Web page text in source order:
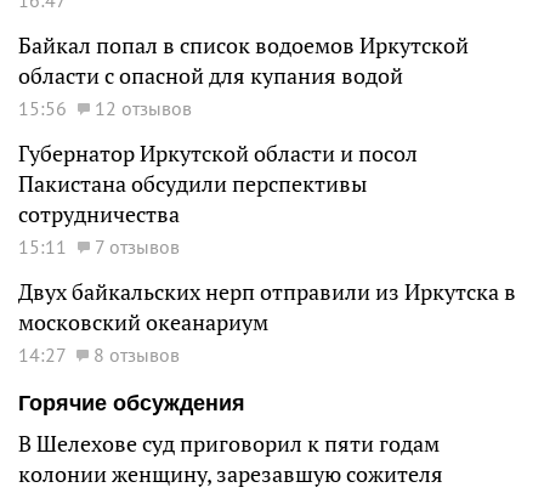
Байкал попал в список водоемов Иркутской
области с опасной для купания водой
15:56 12 отзывов
Губернатор Иркутской области и посол
Пакистана обсудили перспективы
сотрудничества
15:11 7 отзывов
Двух байкальских нерп отправили из Иркутска в
московский океанариум
14:27
8 отзывов
Горячие обсуждения
В Шелехове суд приговорил к пяти годам
колонии женщину, зарезавшую сожителя